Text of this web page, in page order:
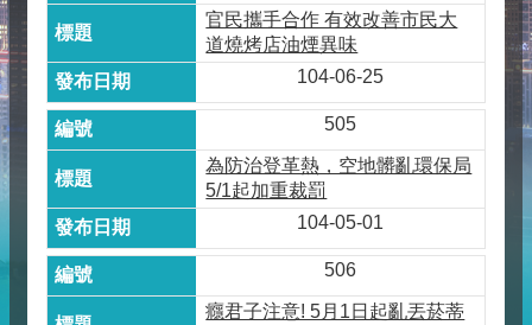
官民攜手合作 有效改善市民大
道燒烤店油煙異味
104-06-25
505
為防治登革熱，空地髒亂環保局
5/1起加重裁罰
104-05-01
506
癮君子注意! 5月1日起亂丟菸蒂